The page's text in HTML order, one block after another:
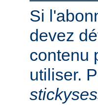
Si
devez
contenu
utiliser.